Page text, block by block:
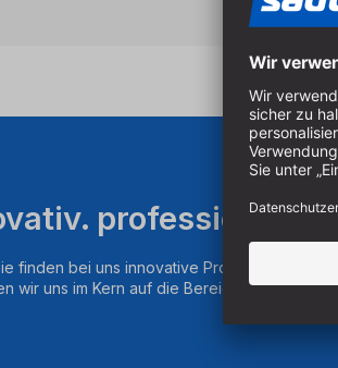
professionell.
finden bei uns innovative Produkte aus der
wir uns im Kern auf die Bereiche Fräsen,